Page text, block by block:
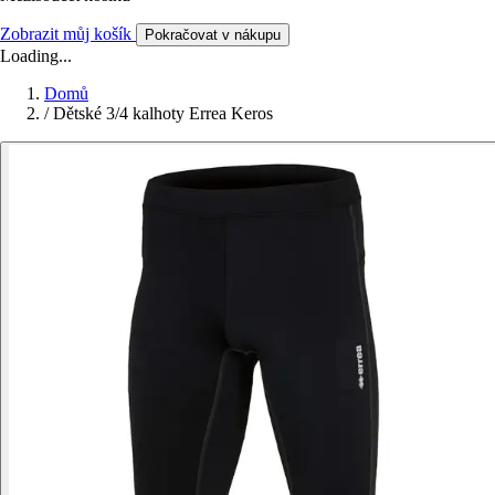
Zobrazit můj košík Pokračovat v nákupu
Loading...
Domů
/ Dětské 3/4 kalhoty Errea Keros